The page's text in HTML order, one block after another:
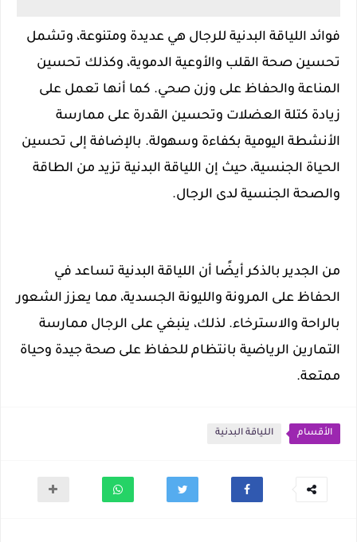
فوائد اللياقة البدنية للرجال هي عديدة ومتنوعة، وتشمل
تحسين صحة القلب والأوعية الدموية، وكذلك تحسين
المناعة والحفاظ على وزن صحي. كما أنها تعمل على
زيادة كتلة العضلات وتحسين القدرة على ممارسة
الأنشطة اليومية بكفاءة وسهولة. بالإضافة إلى تحسين
الحياة الجنسية، حيث إن اللياقة البدنية تزيد من الطاقة
والصحة الجنسية لدى الرجال.
من الجدير بالذكر أيضًا أن اللياقة البدنية تساعد في
الحفاظ على المرونة والليونة الجسدية، مما يعزز الشعور
بالراحة والاسترخاء. لذلك، ينبغي على الرجال ممارسة
التمارين الرياضية بانتظام للحفاظ على صحة جيدة وحياة
ممتعة.
الأقسام اللياقة البدنية